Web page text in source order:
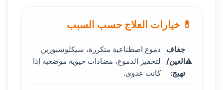
💊 خيارات العلاج حسب السبب
جفاف
العين/
تهيج:
دموع اصطناعية متكررة، سيكلوسبورين
لتحفيز الدموع، مضادات حيوية موضعية إذا
كانت عدوى.